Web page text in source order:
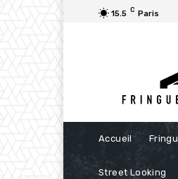
15.5 C Paris
Accueil
Street Looking